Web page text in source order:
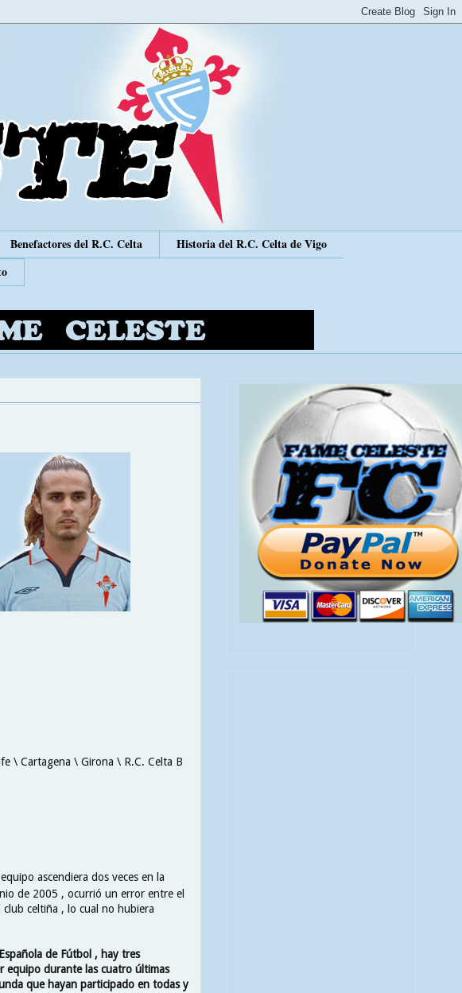
Benefactores del R.C. Celta
Historia del R.C. Celta de Vigo
\ Cartagena \ Girona \ R.C. Celta B
ascendiera dos veces en la
de 2005 , ocurrió un error entre el
club celtiña , lo cual no hubiera
de Fútbol , hay tres
equipo durante las cuatro últimas
que hayan participado en todas y